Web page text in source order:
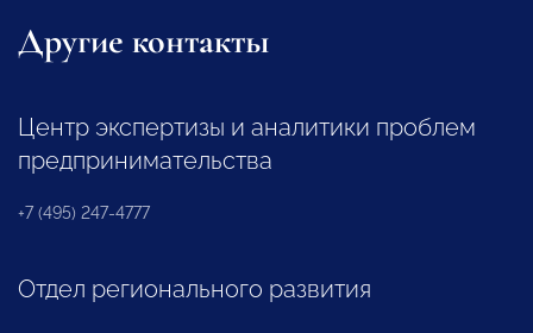
Другие контакты
Центр экспертизы и аналитики проблем
предпринимательства
+7 (495) 247-4777
Отдел регионального развития